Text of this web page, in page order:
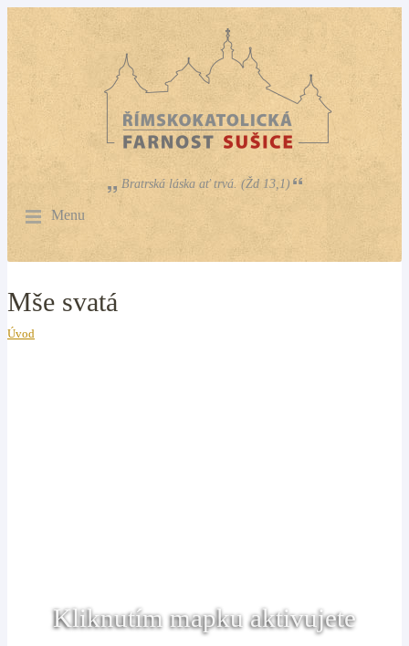
Bratrská láska ať trvá. (Žd 13,1)
Menu
Mše svatá
Úvod
Kliknutím mapku aktivujete